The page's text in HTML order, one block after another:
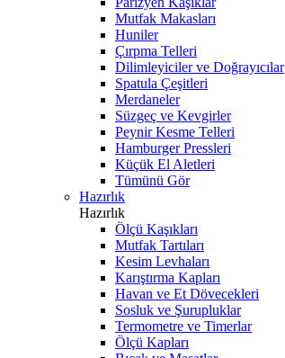
Mutfak Makasları
Huniler
Çırpma Telleri
Dilimleyiciler ve Doğrayıcılar
Spatula Çeşitleri
Merdaneler
Süzgeç ve Kevgirler
Peynir Kesme Telleri
Hamburger Pressleri
Küçük El Aletleri
Tümünü Gör
Hazırlık
Hazırlık
Ölçü Kaşıkları
Mutfak Tartıları
Kesim Levhaları
Karıştırma Kapları
Havan ve Et Dövecekleri
Sosluk ve Şurupluklar
Termometre ve Timerlar
Ölçü Kapları